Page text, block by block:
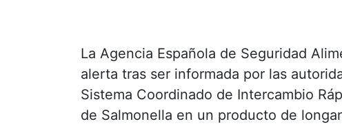
La Agencia Española de Seguridad
alerta tras ser informada por las
Sistema Coordinado de Intercambio
de Salmonella en un producto de